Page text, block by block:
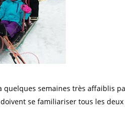
quelques semaines très affaiblis
se familiariser tous les